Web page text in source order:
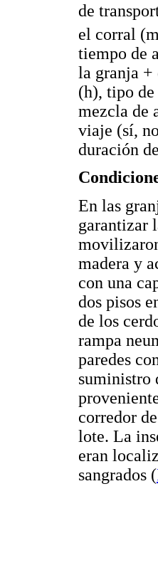
de
el corral (m
tiempo de
la granja +
(h), tipo
mezcla de
viaje (sí,
duración
En las
garantizar
madera y
con una
dos pisos
de los
rampa
paredes
suministro
corredor
lote. La
eran
sangrados (